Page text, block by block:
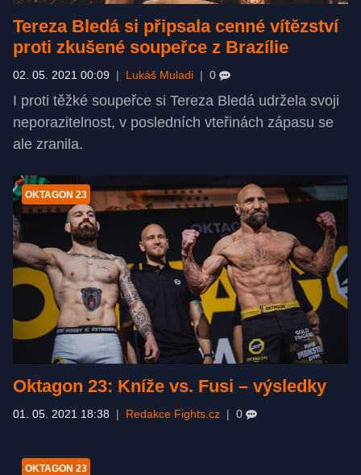
Tereza Bledá si připsala cenné vítězství
proti zkušené soupeřce z Brazílie
02. 05. 2021 00:09 Lukáš Muladi 0
I proti těžké soupeřce si Tereza Bledá udržela svoji
neporazitelnost, v posledních vteřinách zápasu se
ale zranila.
OKTAGON 23
Oktagon 23: Kníže vs. Fusi –⁠ výsledky
01. 05. 2021 18:38 Redakce Fights.cz 0
OKTAGON 23